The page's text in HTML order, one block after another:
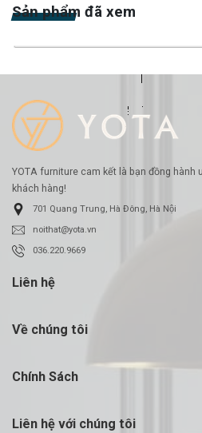
Sản phẩm đã xem
YOTA furniture cam kết là bạn đồng hành
khách hàng!
701 Quang Trung, Hà Đông, Hà Nội
noithat@yota.vn
036.220.9669
Liên hệ
Về chúng tôi
Chính Sách
Liên hệ với chúng tôi